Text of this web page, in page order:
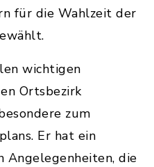
für die Wahlzeit der
wichtigen
Ortsbezirk
zum
Er hat ein
Angelegenheiten, die